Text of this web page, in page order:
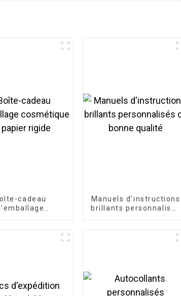
cadeau
Manuels d'instructions
brillants personnalisés